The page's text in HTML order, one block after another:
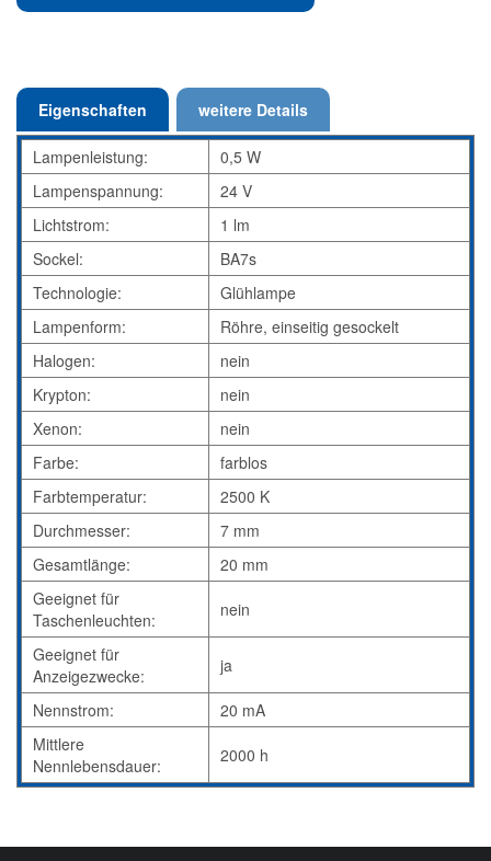
Eigenschaften weitere Details
Lampenleistung:
0,5 W
Lampenspannung:
24 V
Lichtstrom:
1 lm
Sockel:
BA7s
Technologie:
Glühlampe
Lampenform:
Röhre, einseitig gesockelt
Halogen:
nein
Krypton:
nein
Xenon:
nein
Farbe:
farblos
Farbtemperatur:
2500 K
Durchmesser:
7 mm
Gesamtlänge:
20 mm
Geeignet für
Taschenleuchten:
nein
Geeignet für
Anzeigezwecke:
ja
Nennstrom:
20 mA
Mittlere
Nennlebensdauer:
2000 h